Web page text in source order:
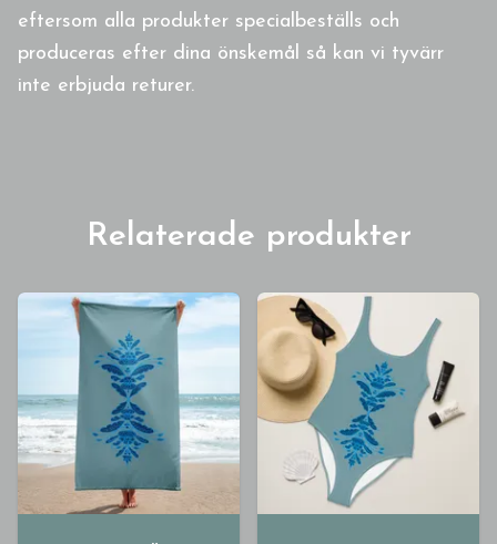
eftersom alla produkter specialbeställs och
produceras efter dina önskemål så kan vi tyvärr
inte erbjuda returer.
Relaterade produkter